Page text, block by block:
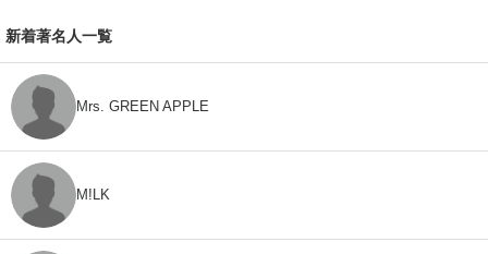
新着著名人一覧
Mrs. GREEN APPLE
M!LK